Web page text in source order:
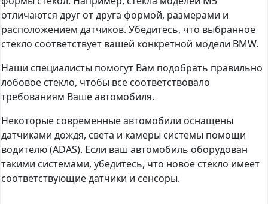
отличаются друг от друга формой, размерами и
расположением датчиков. Убедитесь, что выбранное
стекло соответствует вашей конкретной модели BMW.
Наши специалисты помогут Вам подобрать правильно
лобовое стекло, чтобы всё соответствовало
требованиям Ваше автомобиля.
Некоторые современные автомобили оснащены
датчиками дождя, света и камеры системы помощи
водителю (ADAS). Если ваш автомобиль оборудован
такими системами, убедитесь, что новое стекло имеет
соответствующие датчики и сенсоры.